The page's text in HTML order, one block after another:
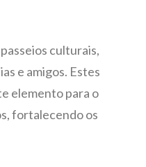
culturais,
e amigos. Estes
elemento para o
fortalecendo os